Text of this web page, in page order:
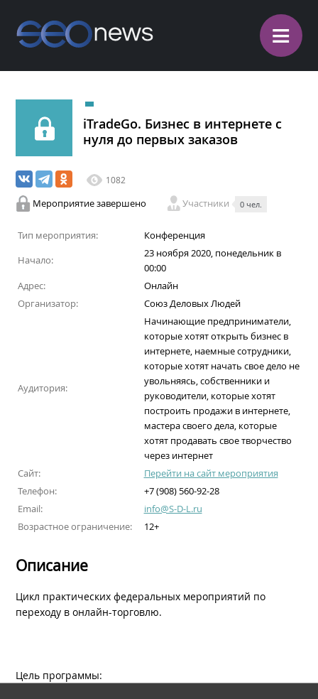
≡
iTradeGo. Бизнес в интернете с
нуля до первых заказов
1082
Мероприятие завершено Участники 0 чел.
Тип мероприятия:
Конференция
Начало:
23 ноября 2020, понедельник в
00:00
Адрес:
Онлайн
Организатор:
Союз Деловых Людей
Аудитория:
Начинающие предприниматели,
которые хотят открыть бизнес в
интернете, наемные сотрудники,
которые хотят начать свое дело не
увольняясь, собственники и
руководители, которые хотят
построить продажи в интернете,
мастера своего дела, которые
хотят продавать свое творчество
через интернет
Сайт:
Перейти на сайт мероприятия
Телефон:
+7 (908) 560-92-28
Email:
info@S-D-L.ru
Возрастное ограничение:
12+
Описание
Цикл практических федеральных мероприятий по
переходу в онлайн-торговлю.
Цель программы: